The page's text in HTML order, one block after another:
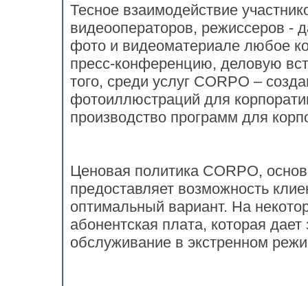
Тесное взаимодействие
видеооператоров, режиссеров -
фото и видеоматериале любое
пресс-конференцию, деловую
того, среди услуг CORPO –
фотоиллюстраций для
производство программ для
Ценовая политика CORPO,
предоставляет возможность
оптимальный вариант. На
абонентская плата, которая
обслуживание в экстренном